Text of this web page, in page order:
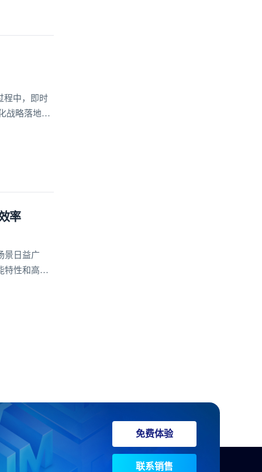
程中，即时
战略落地的
率
景日益广
特性和高度
免费体验
联系销售